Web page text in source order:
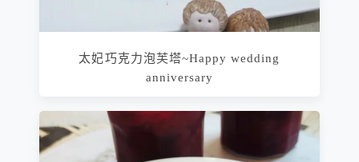
太妃巧克力泡芙塔~Happy wedding
anniversary